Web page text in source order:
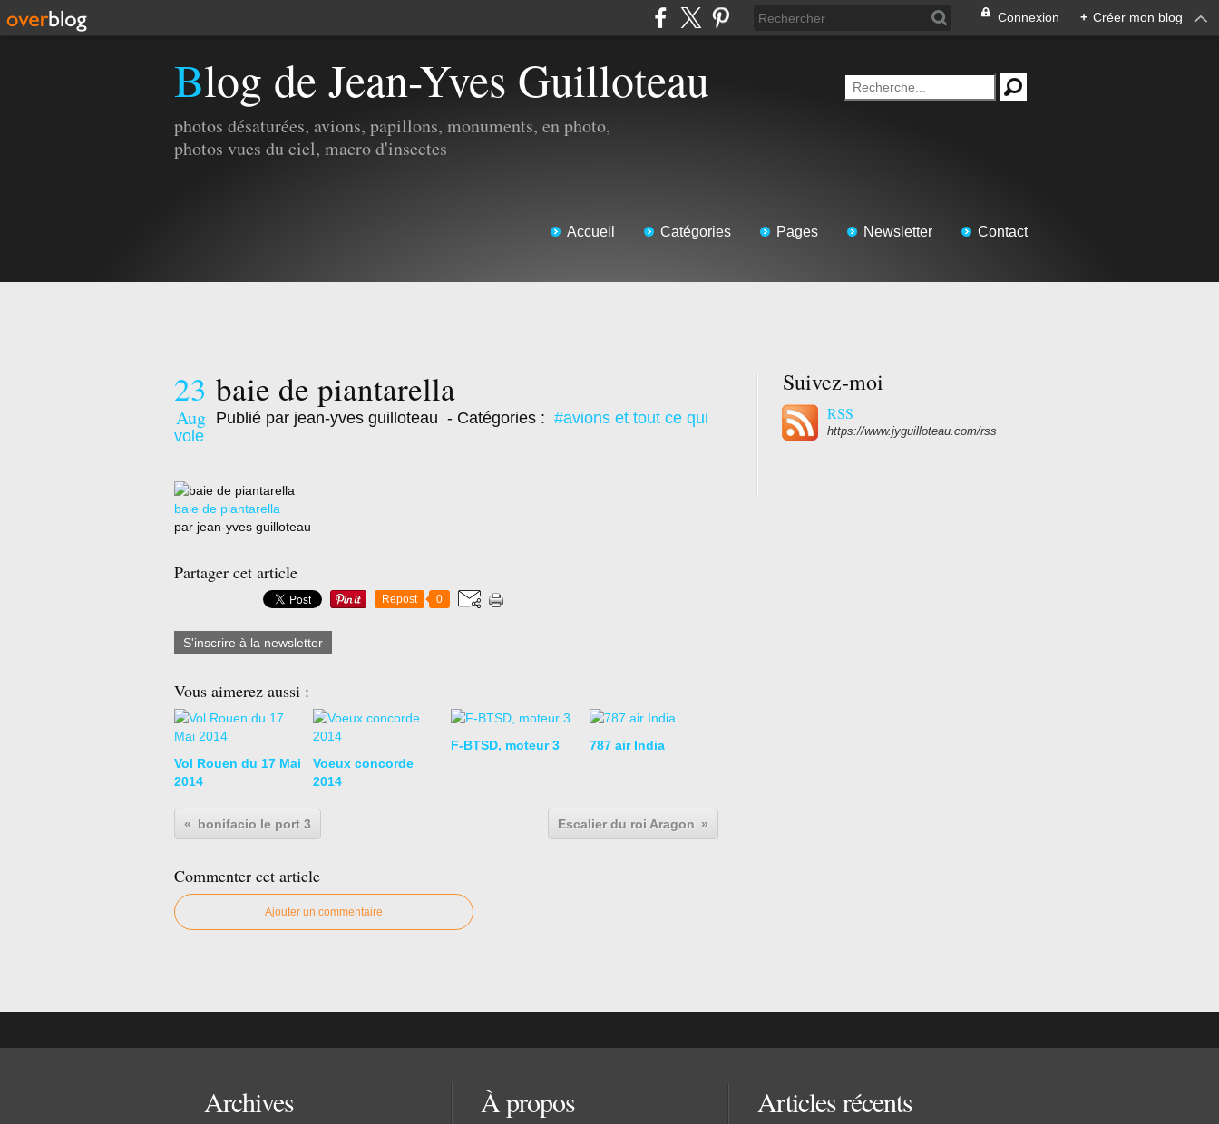
Connexion + Créer mon blog
Blog de Jean-Yves Guilloteau
photos désaturées, avions, papillons, monuments, en photo,
photos vues du ciel, macro d'insectes
Accueil Catégories Pages Newsletter Contact
23
Aug
baie de piantarella
Publié par jean-yves guilloteau - Catégories : #avions et tout ce qui
vole
baie de piantarella
par jean-yves guilloteau
Partager cet article
Repost 0
S'inscrire à la newsletter
Vous aimerez aussi :
Vol Rouen du 17 Mai
2014
Voeux concorde
2014
F-BTSD, moteur 3 787 air India
bonifacio le port 3 Escalier du roi Aragon
Commenter cet article
Ajouter un commentaire
Suivez-moi
RSS
https://www.jyguilloteau.com/rss
Archives À propos Articles récents